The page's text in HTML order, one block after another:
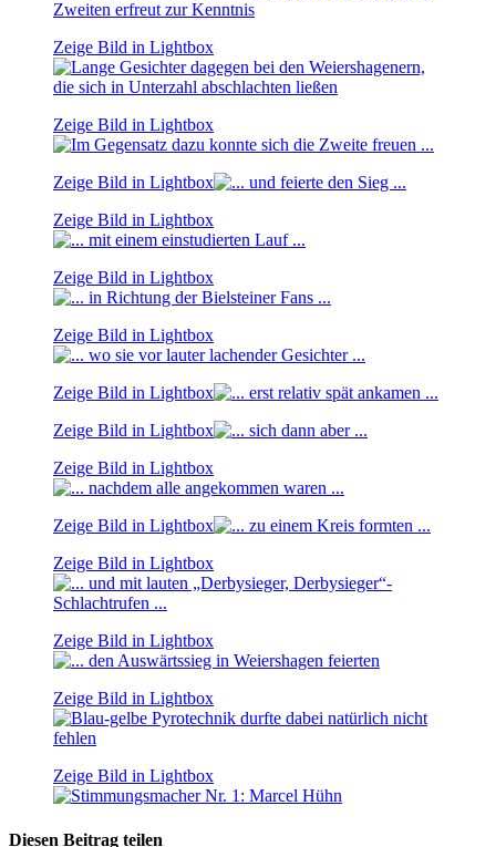
Zeige Bild in Lightbox
Zeige Bild in Lightbox
Zeige Bild in Lightbox
Zeige Bild in Lightbox
Zeige Bild in Lightbox
Zeige Bild in Lightbox
Zeige Bild in Lightbox
Zeige Bild in Lightbox
Zeige Bild in Lightbox
Zeige Bild in Lightbox
Zeige Bild in Lightbox
Zeige Bild in Lightbox
Zeige Bild in Lightbox
Zeige Bild in Lightbox
Diesen Beitrag teilen